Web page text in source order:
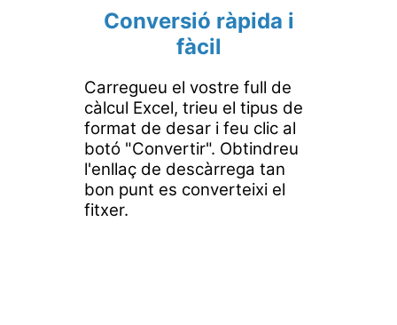
Conversió ràpida i
fàcil
Carregueu el vostre full de
càlcul Excel, trieu el tipus de
format de desar i feu clic al
botó "Convertir". Obtindreu
l'enllaç de descàrrega tan
bon punt es converteixi el
fitxer.